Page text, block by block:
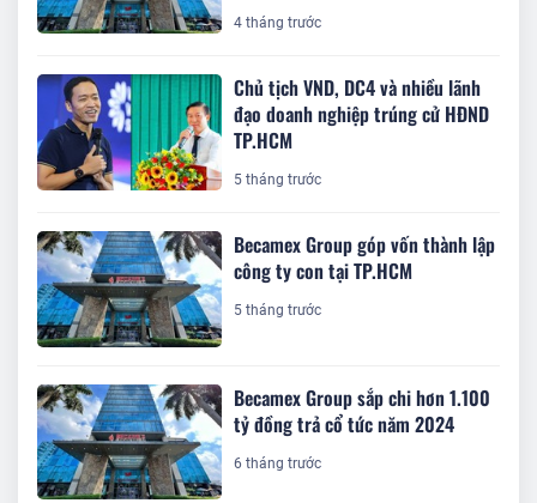
4 tháng trước
Chủ tịch VND, DC4 và nhiều lãnh
đạo doanh nghiệp trúng cử HĐND
TP.HCM
5 tháng trước
Becamex Group góp vốn thành lập
công ty con tại TP.HCM
5 tháng trước
Becamex Group sắp chi hơn 1.100
tỷ đồng trả cổ tức năm 2024
6 tháng trước